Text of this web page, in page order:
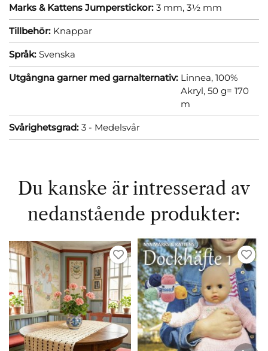
Marks & Kattens Jumperstickor: 3 mm, 3½ mm
Tillbehör: Knappar
Språk: Svenska
Utgångna garner med garnalternativ: Linnea, 100%
Akryl, 50 g= 170
m
Svårighetsgrad: 3 - Medelsvår
Du kanske är intresserad av
nedanstående produkter: